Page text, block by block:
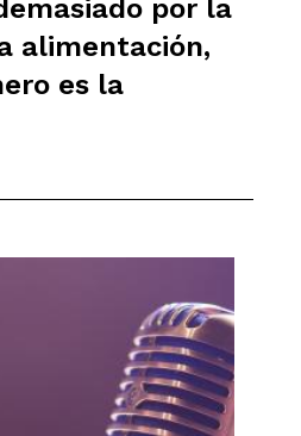
por la
alimentación,
es la